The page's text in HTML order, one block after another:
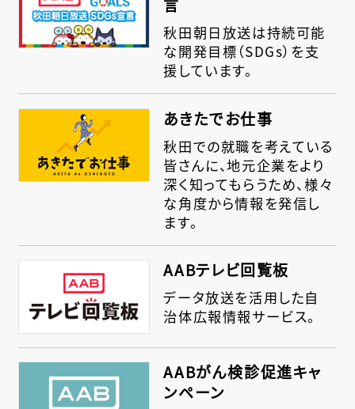
言
秋田朝日放送は持続可能
な開発目標（SDGs）を支
援しています。
あきたでお仕事
秋田での就職を考えている
皆さんに、地元企業をより
深く知ってもらうため、様々
な角度から情報を発信し
ます。
AABテレビ回覧板
データ放送を活用した自
治体広報情報サービス。
AABがん検診促進キャ
ンペーン